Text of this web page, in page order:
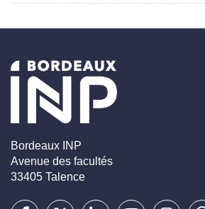
Bordeaux INP
Avenue des facultés
33405 Talence